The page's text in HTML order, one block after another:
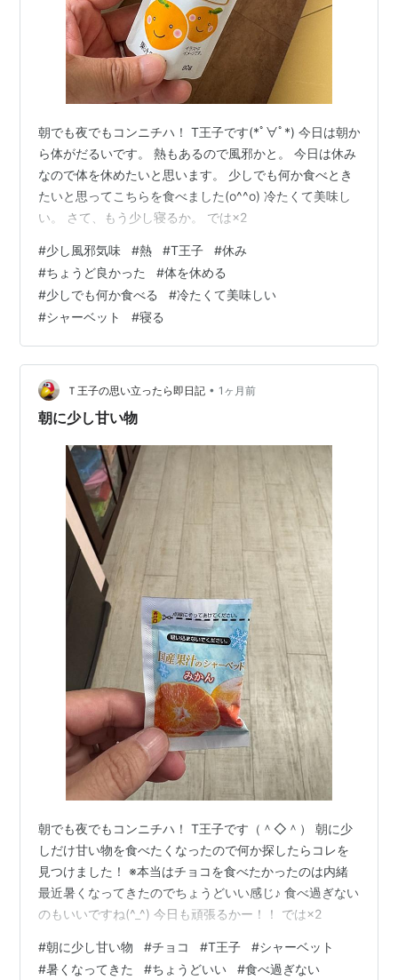
朝でも夜でもコンニチハ！ T王子です(*ﾟ∀ﾟ*) 今日は朝か
ら体がだるいです。 熱もあるので風邪かと。 今日は休み
なので体を休めたいと思います。 少しでも何か食べとき
たいと思ってこちらを食べました(o^^o) 冷たくて美味し
い。 さて、もう少し寝るか。 では×2
#少し風邪気味 #熱 #T王子 #休み
#ちょうど良かった #体を休める
#少しでも何か食べる #冷たくて美味しい
#シャーベット #寝る
Ｔ王子の思い立ったら即日記 • 1ヶ月前
朝に少し甘い物
朝でも夜でもコンニチハ！ T王子です（＾◇＾） 朝に少
しだけ甘い物を食べたくなったので何か探したらコレを
見つけました！ ※本当はチョコを食べたかったのは内緒
最近暑くなってきたのでちょうどいい感じ♪ 食べ過ぎない
のもいいですね(^_^) 今日も頑張るかー！！ では×2
#朝に少し甘い物 #チョコ #T王子 #シャーベット
#暑くなってきた #ちょうどいい #食べ過ぎない